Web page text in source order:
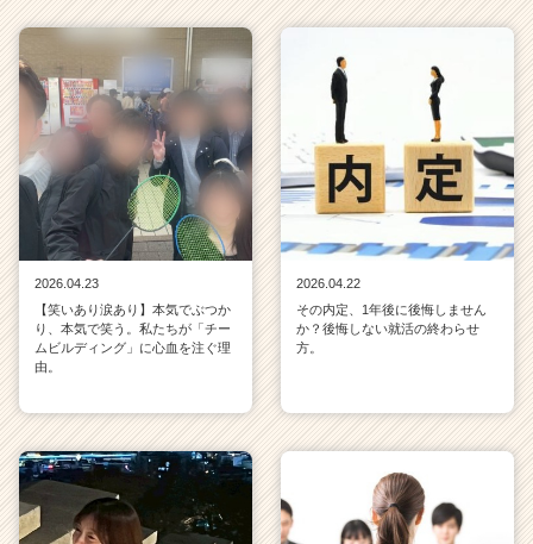
2026.04.23
【笑いあり涙あり】本気でぶつか
り、本気で笑う。私たちが「チー
ムビルディング」に心血を注ぐ理
由。
2026.04.22
その内定、1年後に後悔しません
か？後悔しない就活の終わらせ
方。